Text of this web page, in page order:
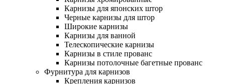
Карнизы для японских штор
Черные карнизы для штор
Широкие карнизы
Карнизы для ванной
Телескопические карнизы
Карнизы в стиле прованс
Карнизы потолочные багетные прованс
Фурнитура для карнизов
Крепления карнизов